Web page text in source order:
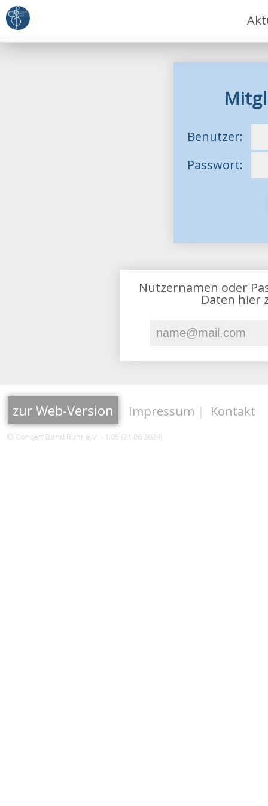
Benutzer:
Passwort:
Nutzernamen oder
Daten hier
zur Web-Version Impressum | Kontakt
© Concert Band Ruhr e.V. - 1.05 (21.06.2024)